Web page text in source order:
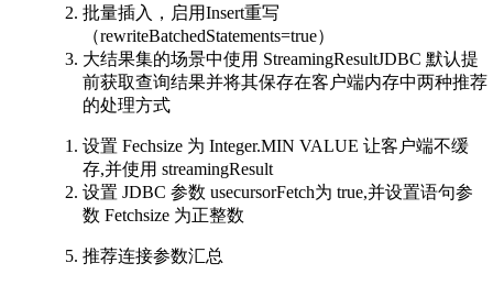
批量插入，启用Insert重写
（rewriteBatchedStatements=true）
大结果集的场景中使用 StreamingResultJDBC 默认提
前获取查询结果并将其保存在客户端内存中两种推荐
的处理方式
设置 Fechsize 为 Integer.MIN VALUE 让客户端不缓
存,并使用 streamingResult
设置 JDBC 参数 usecursorFetch为 true,并设置语句参
数 Fetchsize 为正整数
推荐连接参数汇总